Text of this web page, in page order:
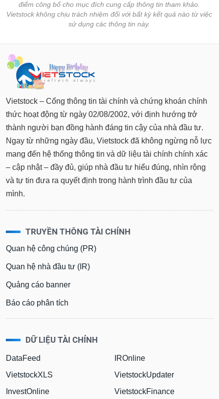
điểm công bố cho mục đích cung cấp thông tin tham khảo.
Vietstock không chịu trách nhiệm đối với bất kỳ kết quả nào từ việc
sử dụng các thông tin này.
Vietstock – Cổng thông tin tài chính và chứng khoán chính
thức hoạt động từ ngày 02/08/2002, với định hướng trở
thành người bạn đồng hành đáng tin cậy của nhà đầu tư.
Ngay từ những ngày đầu, Vietstock đã không ngừng nỗ lực
mang đến hệ thống thông tin và dữ liệu tài chính chính xác
– cập nhật – đầy đủ, giúp nhà đầu tư hiểu đúng, nhìn rộng
và tự tin đưa ra quyết định trong hành trình đầu tư của
mình.
TRUYỀN THÔNG TÀI CHÍNH
Quan hệ công chúng (PR)
Quan hệ nhà đầu tư (IR)
Quảng cáo banner
Báo cáo phân tích
DỮ LIỆU TÀI CHÍNH
DataFeed
VietstockXLS
InvestOnline
IROnline
VietstockUpdater
VietstockFinance
chính